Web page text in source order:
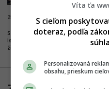
25.07.2026 11:26
Stometrová veža a viac bývania.
Istropolis ohlasuje úpravy, bude
živším miestom
Víta ťa
S cieľom
doteraz, podľa
Personalizovaná
obsahu, prieskum